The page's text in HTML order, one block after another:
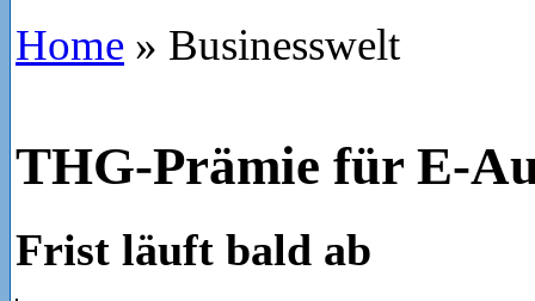
Home » Businesswelt
THG-Prämie für E-
Frist läuft bald ab